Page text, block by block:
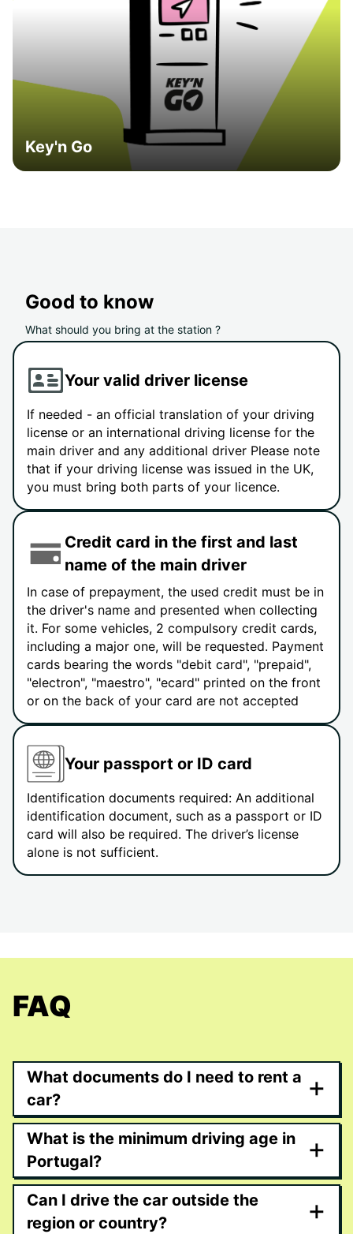
Key'n Go
Good to know
What should you bring at the station ?
Your valid driver license
If needed - an official translation of your driving
license or an international driving license for the
main driver and any additional driver Please note
that if your driving license was issued in the UK,
you must bring both parts of your licence.
Credit card in the first and last
name of the main driver
In case of prepayment, the used credit must be in
the driver's name and presented when collecting
it. For some vehicles, 2 compulsory credit cards,
including a major one, will be requested. Payment
cards bearing the words "debit card", "prepaid",
"electron", "maestro", "ecard" printed on the front
or on the back of your card are not accepted
Your passport or ID card
Identification documents required: An additional
identification document, such as a passport or ID
card will also be required. The driver’s license
alone is not sufficient.
FAQ
What documents do I need to rent a
car?
+
What is the minimum driving age in
Portugal?
+
Can I drive the car outside the
region or country?
+